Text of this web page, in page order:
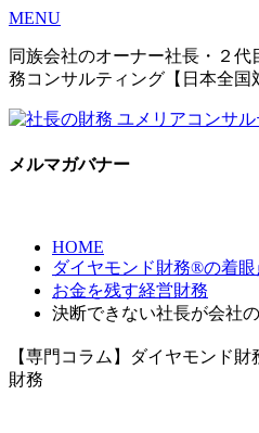
MENU
同族会社のオーナー社長・２
務コンサルティング【日本全国
メルマガバナー
HOME
ダイヤモンド財務®の着眼
お金を残す経営財務
決断できない社長が会社
【専門コラム】ダイヤモンド財
財務